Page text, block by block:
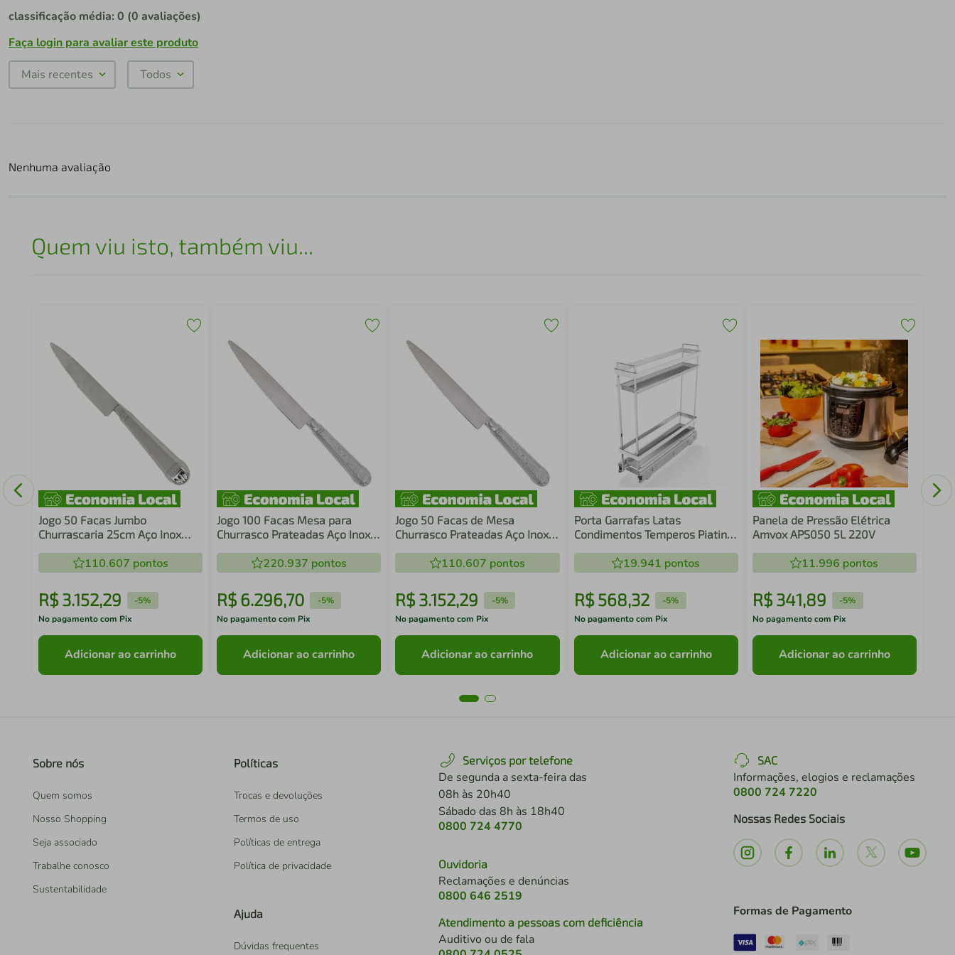
classificação média: 0 (0 avaliações)
Faça login para avaliar este produto
Mais recentes Todos
Nenhuma avaliação
Quem viu isto, também viu...
Jogo 50 Facas Jumbo
Churrascaria 25cm Aço Inox
110.607 pontos
R$ 3.152,29 -5%
No pagamento com Pix
Adicionar ao carrinho
Jogo 100 Facas Mesa para
Churrasco Prateadas Aço Inox
220.937 pontos
R$ 6.296,70 -5%
No pagamento com Pix
Adicionar ao carrinho
Jogo 50 Facas de Mesa
Churrasco Prateadas Aço Inox
110.607 pontos
R$3.152,29 -5%
No pagamento com Pix
Adicionar ao carrinho
Porta Garrafas Latas
Condimentos Temperos Piatina
Cromado Piva
19.941 pontos
R$ 568,32 -5%
No pagamento com Pix
Adicionar ao carrinho
Panela de Pressão Elétrica
Amvox APS050 5L 220V
11.996 pontos
R$ 341,89 -5%
No pagamento com Pix
Adicionar ao carrinho
Sobre nós
Quem somos
Nosso Shopping
Seja associado
Trabalhe conosco
Sustentabilidade
Políticas
Trocas e devoluções
Termos de uso
Políticas de entrega
Política de privacidade
Ajuda
Dúvidas frequentes
Serviços por telefone
De segunda a sexta-feira das
08h às 20h40
Sábado das 8h às 18h40
0800 724 4770
Ouvidoria
Reclamações e denúncias
0800 646 2519
Atendimento a pessoas com deficiência
Auditivo ou de fala
SAC
Informações, elogios e reclamações
0800 724 7220
Nossas Redes Sociais
Formas de Pagamento